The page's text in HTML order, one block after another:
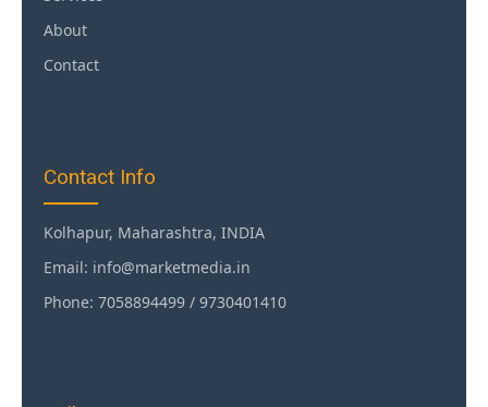
About
Contact
Contact Info
Kolhapur, Maharashtra, INDIA
Email: info@marketmedia.in
Phone: 7058894499 / 9730401410